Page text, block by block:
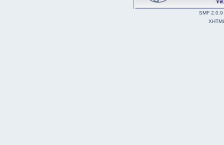
SMF 2.0.9